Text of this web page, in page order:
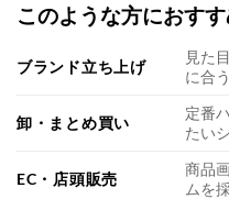
このような方におす
ブランド立ち上げ
見た
に合
卸・まとめ買い
定番
たい
EC・店頭販売
商品
ムを